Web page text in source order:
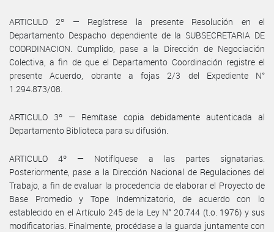
ARTICULO 2º — Regístrese la presente Resolución en el
Departamento Despacho dependiente de la SUBSECRETARIA DE
COORDINACION. Cumplido, pase a la Dirección de Negociación
Colectiva, a fin de que el Departamento Coordinación registre el
presente Acuerdo, obrante a fojas 2/3 del Expediente N°
1.294.873/08.
ARTICULO 3º — Remítase copia debidamente autenticada al
Departamento Biblioteca para su difusión.
ARTICULO 4º — Notifíquese a las partes signatarias.
Posteriormente, pase a la Dirección Nacional de Regulaciones del
Trabajo, a fin de evaluar la procedencia de elaborar el Proyecto de
Base Promedio y Tope Indemnizatorio, de acuerdo con lo
establecido en el Artículo 245 de la Ley N° 20.744 (t.o. 1976) y sus
modificatorias. Finalmente, procédase a la guarda juntamente con